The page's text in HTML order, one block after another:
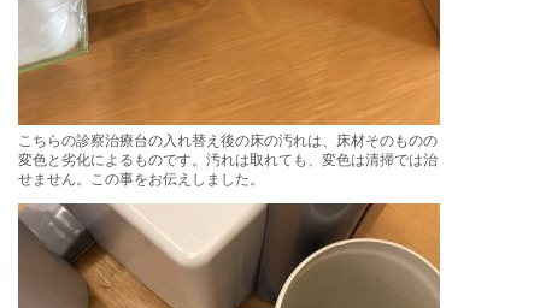
こちらの診察治療台の入れ替え後の床の汚れは、床材そのものの
変色と劣化によるものです。汚れは取れても、変色は清掃では治
せません。この事をお伝えしました。